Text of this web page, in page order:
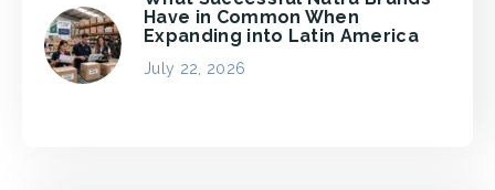
Have in Common When
Expanding into Latin America
July 22, 2026